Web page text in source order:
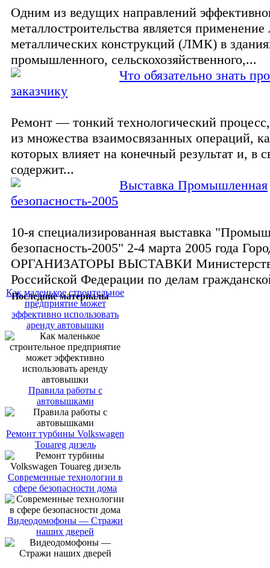
Одним из ведущих направлений
металлостроительства является применение
металлических конструкций (ЛМК) в
промышленного, сельскохозяйственного,...
Что обязательно знать
заказчику
Ремонт — тонкий технологический
из множества взаимосвязанных операций,
которых влияет на конечный результат и, в
содержит...
Выставка Промышленная
безопасность-2005
10-я специализированная выставка
безопасность-2005" 2-4 марта 2005 года
ОРГАНИЗАТОРЫ ВЫСТАВКИ
Российской Федерации по делам
Последние материалы
Как маленькое строительное
предприятие может
эффективно использовать
аренду автовышки
Правила работы с
автовышками
Ремонт турбины Volkswagen
Touareg дизель
Современные технологии в
сфере безопасности дома
Видеодомофоны — Стражи
наших дверей